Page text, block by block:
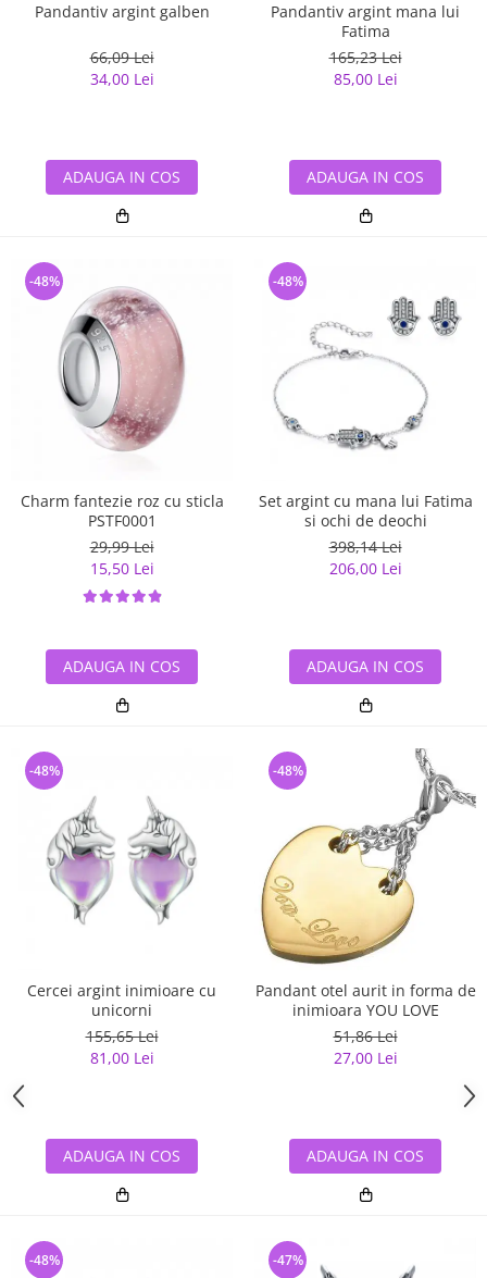
Pandantiv argint galben
66,09 Lei
34,00 Lei
ADAUGA IN COS
Pandantiv argint mana lui
Fatima
165,23 Lei
85,00 Lei
ADAUGA IN COS
Charm fantezie roz cu sticla
PSTF0001
29,99 Lei
15,50 Lei
-48%
ADAUGA IN COS
Set argint cu mana lui Fatima
si ochi de deochi
398,14 Lei
206,00 Lei
-48%
ADAUGA IN COS
Cercei argint inimioare cu
unicorni
155,65 Lei
81,00 Lei
-48%
ADAUGA IN COS
Pandant otel aurit in forma de
inimioara YOU LOVE
51,86 Lei
27,00 Lei
-48%
ADAUGA IN COS
-48% -47%